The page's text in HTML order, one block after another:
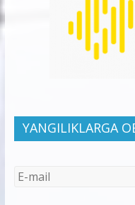
YANGILIKLARGA